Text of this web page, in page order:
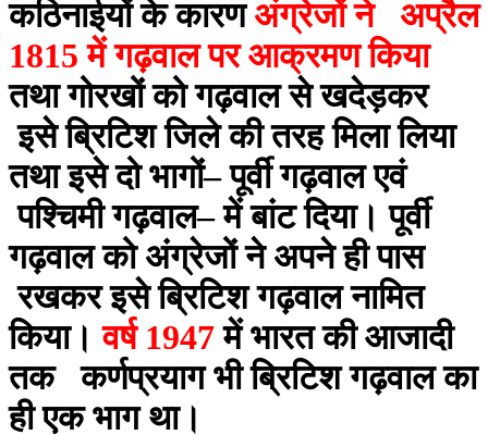
कठिनाईयों के कारणअंग्रेजों ने अप्रैल
1815 में गढ़वाल पर आक्रमण किया
तथा गोरखों को गढ़वाल से खदेड़कर
इसे ब्रिटिश जिले की तरह मिला लिया
तथा इसे दो भागों– पूर्वी गढ़वाल एवं
पश्चिमी गढ़वाल– में बांट दिया। पूर्वी
गढ़वाल को अंग्रेजों ने अपने ही पास
रखकर इसे ब्रिटिश गढ़वाल नामित
किया।वर्ष 1947में भारत की आजादी
तक कर्णप्रयाग भी ब्रिटिश गढ़वाल का
ही एक भाग था।